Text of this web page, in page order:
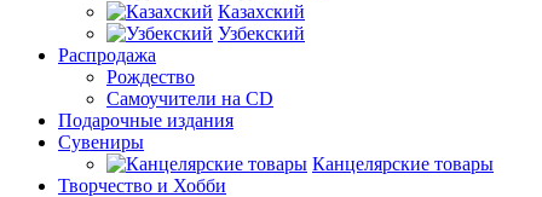
Казахский
Узбекский
Распродажа
Рождество
Самоучители на CD
Подарочные издания
Сувениры
Канцелярские товары
Творчество и Хобби